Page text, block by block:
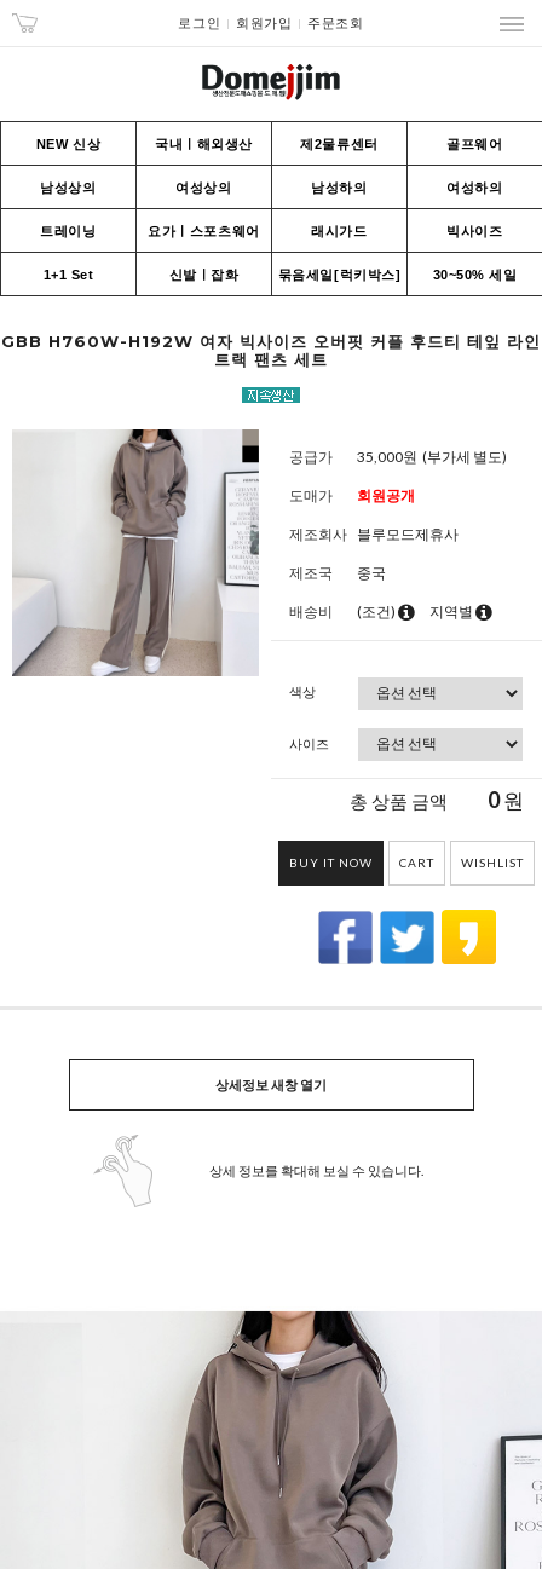
로그인 회원가입 주문조회
NEW 신상 국내ㅣ해외생산 제2물류센터 골프웨어
남성상의 여성상의 남성하의 여성하의
트레이닝 요가ㅣ스포츠웨어 래시가드 빅사이즈
1+1 Set 신발ㅣ잡화 묶음세일[럭키박스] 30~50% 세일
GBB H760W-H192W 여자 빅사이즈 오버핏 커플 후드티 테잎 라인
트랙 팬츠 세트
공급가 35,000원 (부가세 별도)
도매가 회원공개
제조회사 블루모드제휴사
제조국 중국
배송비 (조건) 지역별
색상
사이즈
총 상품 금액 0원
BUY IT NOW CART WISHLIST
상세정보 새창 열기
상세 정보를 확대해 보실 수 있습니다.